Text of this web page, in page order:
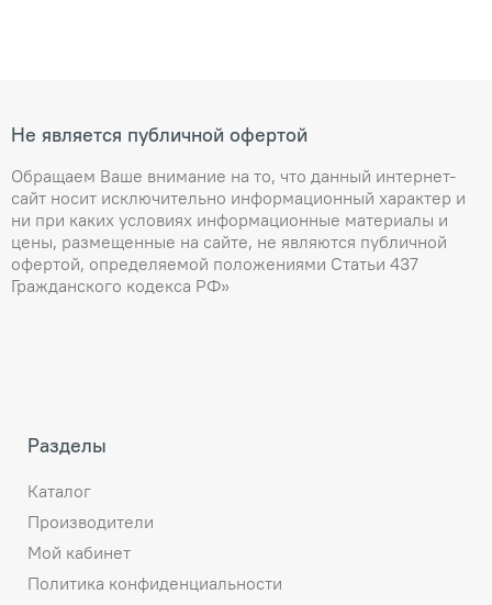
Не является публичной офертой
Обращаем Ваше внимание на то, что данный интернет-
сайт носит исключительно информационный характер и
ни при каких условиях информационные материалы и
цены, размещенные на сайте, не являются публичной
офертой, определяемой положениями Статьи 437
Гражданского кодекса РФ»
Разделы
Каталог
Производители
Мой кабинет
Политика конфиденциальности